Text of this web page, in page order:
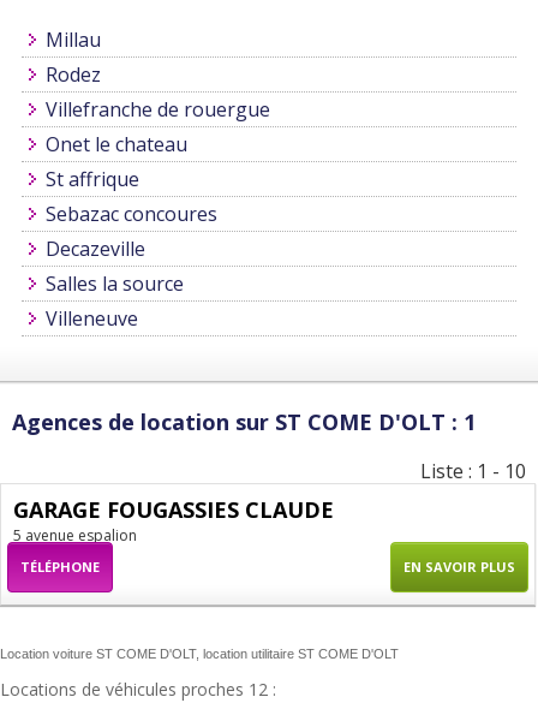
Millau
Rodez
Villefranche de rouergue
Onet le chateau
St affrique
Sebazac concoures
Decazeville
Salles la source
Villeneuve
Agences de location sur ST COME D'OLT : 1
Liste : 1 - 10
GARAGE FOUGASSIES CLAUDE
5 avenue espalion
TÉLÉPHONE EN SAVOIR PLUS
Location voiture ST COME D'OLT, location utilitaire ST COME D'OLT
Locations de véhicules proches 12 :